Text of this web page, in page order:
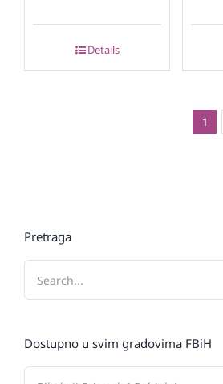
Details
1
Pretraga
Dostupno u svim gradovima FBiH